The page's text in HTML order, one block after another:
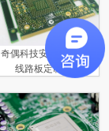
奇偶科技安防电子多层
线路板定制案例